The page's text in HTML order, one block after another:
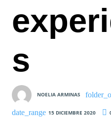
s
NOELIA ARMINAS
15 DICIEMBRE 2020